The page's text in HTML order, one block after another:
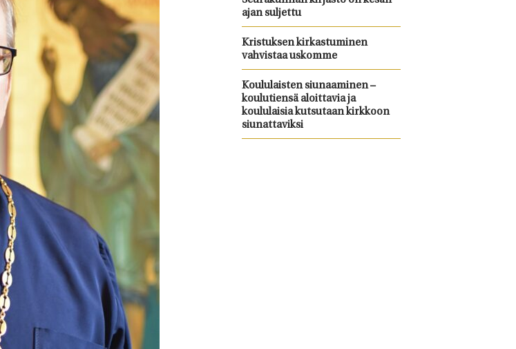
ajan suljettu
Kristuksen kirkastuminen
vahvistaa uskomme
Koululaisten siunaaminen –
koulutiensä aloittavia ja
koululaisia kutsutaan kirkkoon
siunattaviksi